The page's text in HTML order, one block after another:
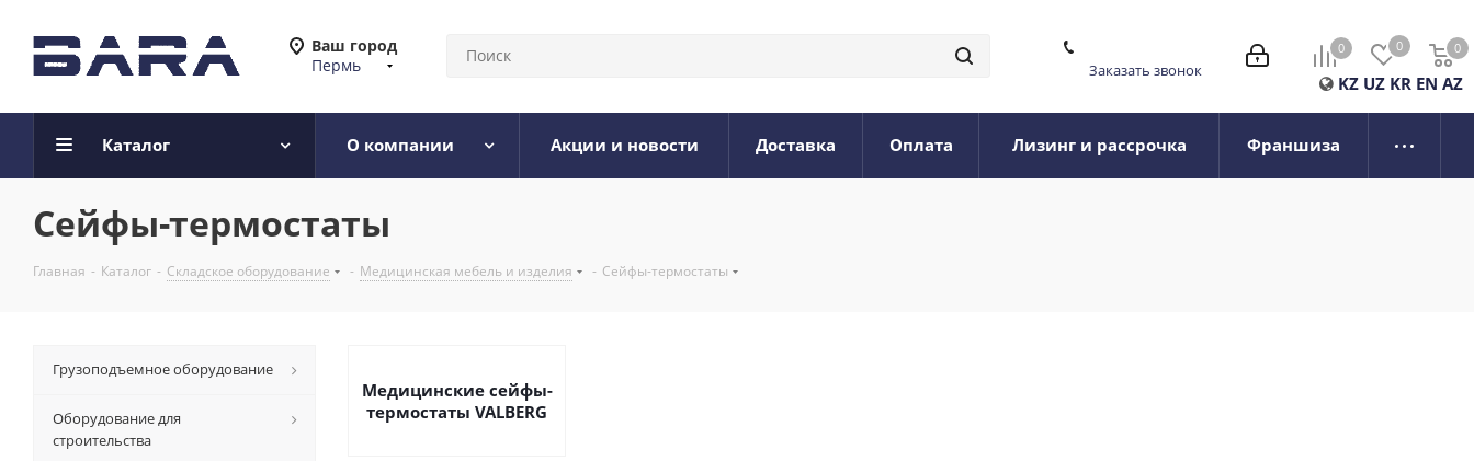
Ваш город
Пермь
0 0 0
0
KZ UZ KR EN AZ
Заказать звонок
Каталог О компании Акции и новости Доставка Оплата Лизинг и рассрочка Франшиза
Сейфы-термостаты
Главная - Каталог - Складское оборудование - Медицинская мебель и изделия - Сейфы-термостаты
Медицинские сейфы-
термостаты VALBERG
Грузоподъемное оборудование
Оборудование для
строительства